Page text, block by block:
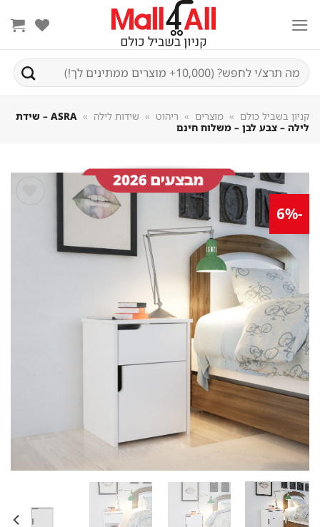
חיפוש
עבור:
קניון בשביל כולם מוצרים ריהוט שידות לילה
ASRA – שידת
לילה – צבע לבן – משלוח חינם